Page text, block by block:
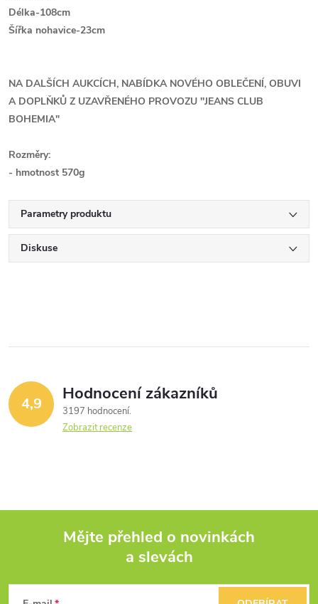
Délka-108cm
Šířka nohavice-23cm
NA DALŠÍCH AUKCÍCH, NABÍDKA NOVÉHO OBLEČENÍ, OBUVI
A DOPLŇKŮ Z UZAVŘENÉHO PROVOZU ''JEANS CLUB
BOHEMIA"
Rozměry:
- hmotnost 570g
Parametry produktu
Diskuse
4,9 Hodnocení zákazníků
3197 hodnocení
Zobrazit recenze
Mějte přehled o novinkách
a slevách